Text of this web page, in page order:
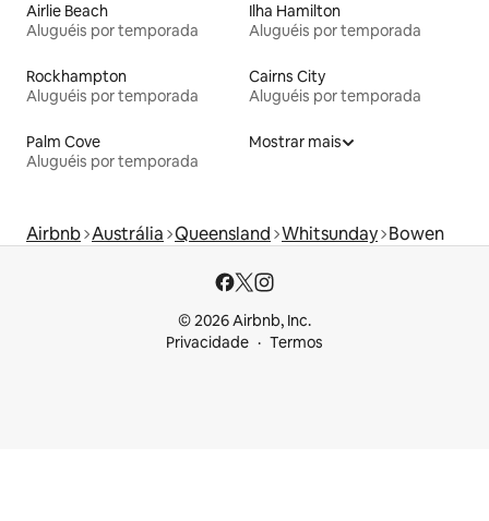
Airlie Beach
Aluguéis por temporada
Ilha Hamilton
Aluguéis por temporada
Rockhampton
Aluguéis por temporada
Cairns City
Aluguéis por temporada
Palm Cove
Aluguéis por temporada
Mostrar mais
Airbnb Austrália Queensland Whitsunday Bowen
© 2026 Airbnb, Inc.
Privacidade
Termos